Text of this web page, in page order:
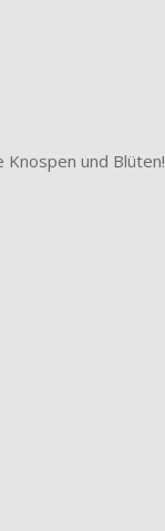
Knospen und Blüten!